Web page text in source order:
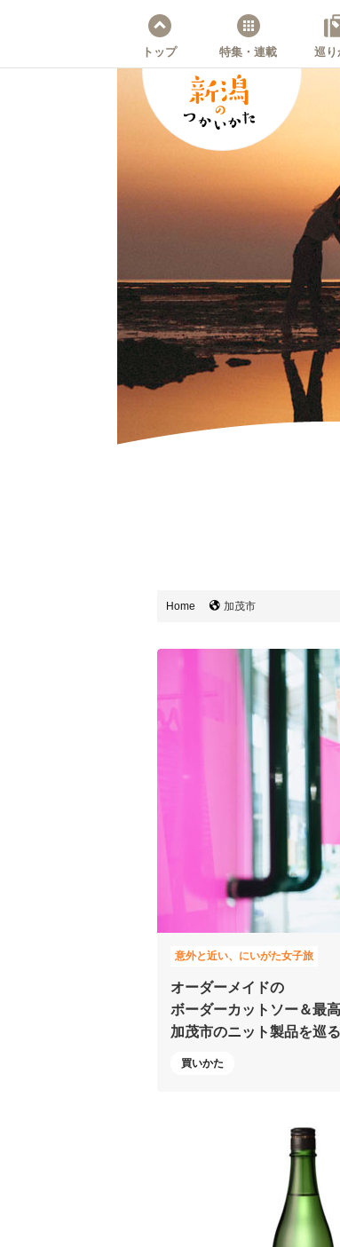
トップ 特集・連載 巡り
Home 加茂市
意外と近い、にいがた女子旅
オーダーメイドの
ボーダーカットソー＆最
加茂市のニット製品を巡
買いかた